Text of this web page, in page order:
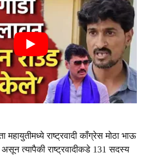
महायुतीमध्ये राष्ट्रवादी काँग्रेस मोठा भाऊ
त्यापैकी राष्ट्रवादीकडे 131 सदस्य